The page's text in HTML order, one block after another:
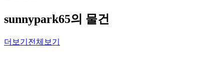
sunnypark65의 물건
더보기 전체보기